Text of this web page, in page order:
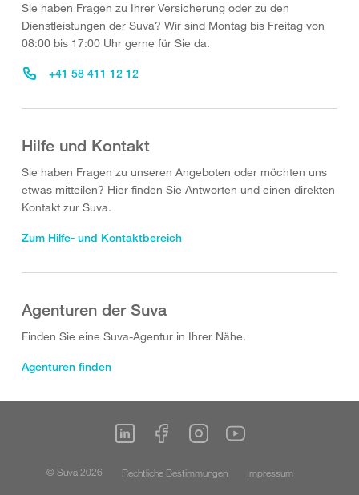
Sie haben Fragen zu Ihrer Versicherung oder zu den
Dienstleistungen der Suva? Wir sind Montag bis Freitag von
08:00 bis 17:00 Uhr gerne für Sie da.
+41 58 411 12 12
Hilfe und Kontakt
Sie haben Fragen zu unseren Angeboten oder möchten uns
etwas mitteilen? Hier finden Sie Antworten und einen direkten
Kontakt zur Suva.
Zum Hilfe- und Kontaktbereich
Agenturen der Suva
Finden Sie eine Suva-Agentur in Ihrer Nähe.
Agenturen finden
© Suva 2026 Rechtliche Bestimmungen
Impressum